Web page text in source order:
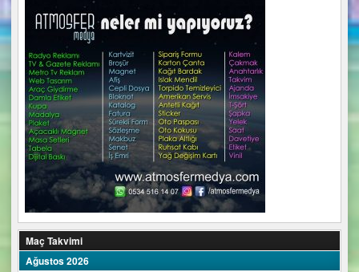
Maç Takvimi
Ağustos 2026